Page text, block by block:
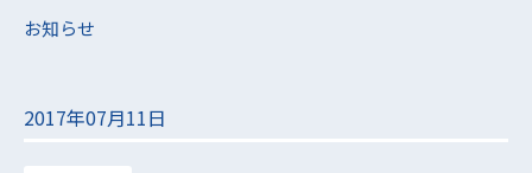
お知らせ
2017年07月11日